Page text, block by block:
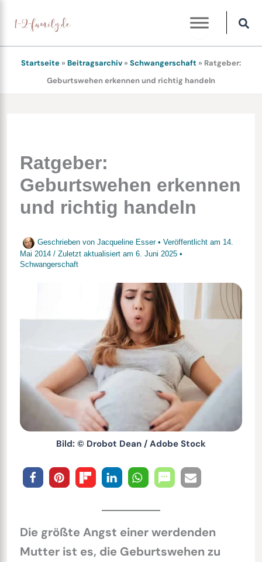
Inhalt
springen
Startseite » Beitragsarchiv » Schwangerschaft » Ratgeber:
Geburtswehen erkennen und richtig handeln
Ratgeber:
Geburtswehen erkennen
und richtig handeln
Geschrieben von Jacqueline Esser • Veröffentlicht am 14.
Mai 2014 / Zuletzt aktualisiert am 6. Juni 2025•
Schwangerschaft
Bild: © Drobot Dean / Adobe Stock
Die größte Angst einer werdenden
Mutter ist es, die Geburtswehen zu